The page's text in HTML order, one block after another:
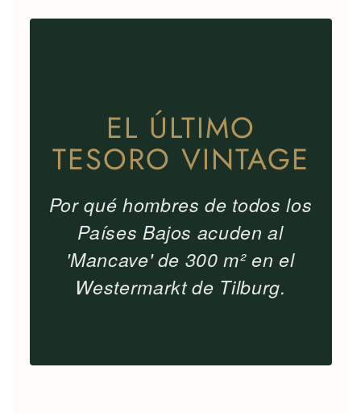
EL ÚLTIMO
TESORO VINTAGE
Por qué hombres de todos los
Países Bajos acuden al
'Mancave' de 300 m² en el
Westermarkt de Tilburg.